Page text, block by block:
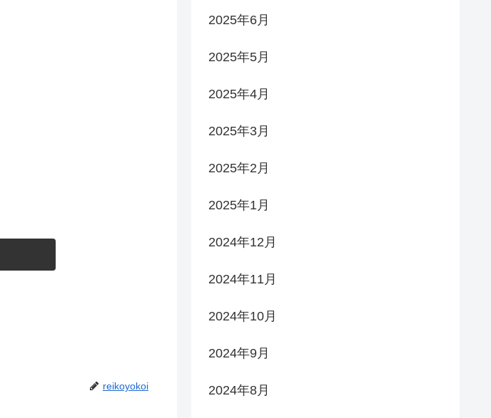
reikoyokoi
2025年6月
2025年5月
2025年4月
2025年3月
2025年2月
2025年1月
2024年12月
2024年11月
2024年10月
2024年9月
2024年8月